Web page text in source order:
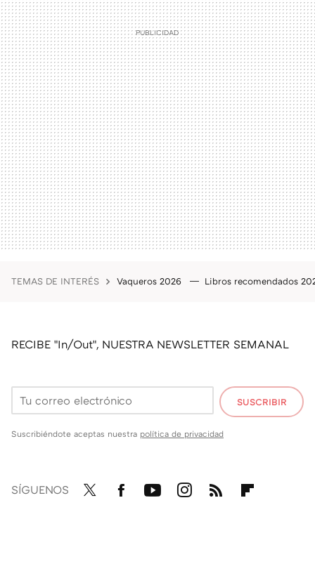
TEMAS DE INTERÉS Vaqueros 2026 Libros recomendados
RECIBE "In/Out", NUESTRA NEWSLETTER SEMANAL
SUSCRIBIR
Suscribiéndote aceptas nuestra política de privacidad
SÍGUENOS